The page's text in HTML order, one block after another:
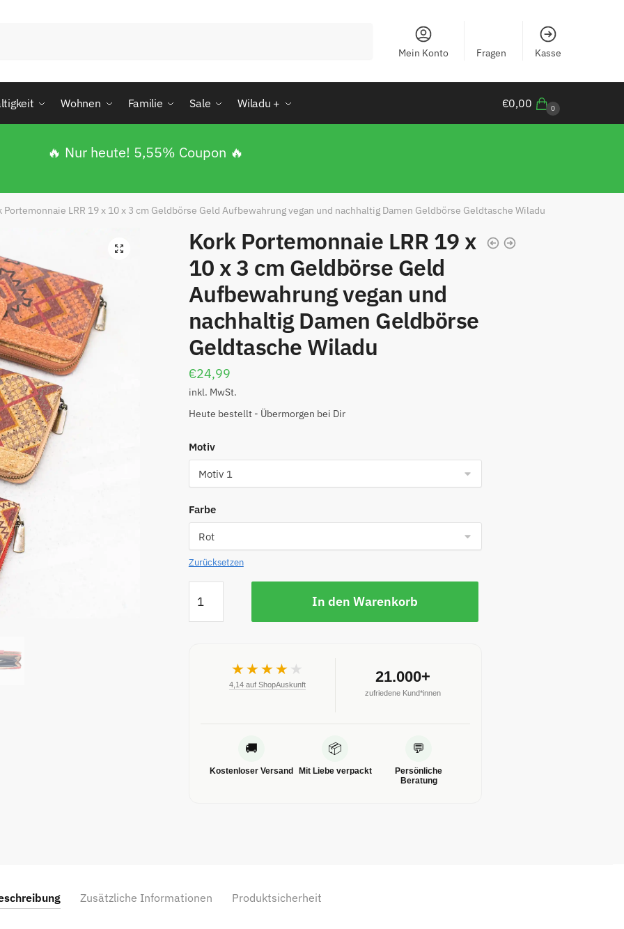
Mein Konto Fragen Kasse
Wohnen Familie Sale Wiladu + €0,00 0
🔥 Nur heute! 5,55% Coupon 🔥
Portemonnaie LRR 19 x 10 x 3 cm Geldbörse Geld Aufbewahrung vegan und nachhaltig Damen Geldbörse Geldtasche Wiladu
🔍
Kork Portemonnaie LRR 19 x
10 x 3 cm Geldbörse Geld
Aufbewahrung vegan und
nachhaltig Damen Geldbörse
Geldtasche Wiladu
€24,99
inkl. MwSt.
Heute bestellt - Übermorgen bei Dir
Motiv
Farbe
Zurücksetzen
In den Warenkorb
★★★★ ★
4,14 auf ShopAuskunft 21.000+
zufriedene Kund*innen
🚚
Kostenloser Versand
📦
Mit Liebe verpackt
💬
Persönliche
Beratung
Zusätzliche Informationen Produktsicherheit